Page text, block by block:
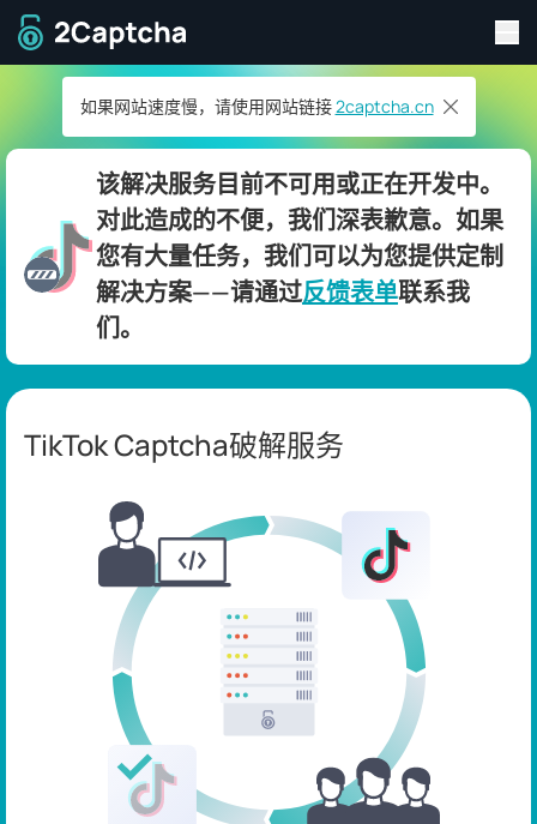
返回主页 切
如果网站速度慢，请使用网站链接2captcha.cn
该解决服务目前不可用或正在开发中。
对此造成的不便，我们深表歉意。如果
您有大量任务，我们可以为您提供定制
解决方案——请通过反馈表单联系我
们。
TikTok Captcha破解服务